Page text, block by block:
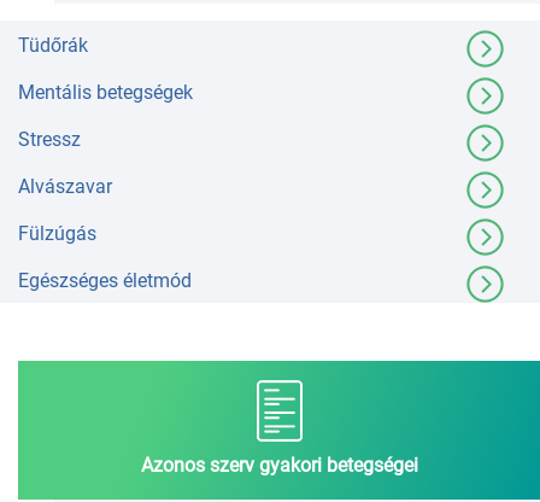
Tüdőrák
Mentális betegségek
Stressz
Alvászavar
Fülzúgás
Egészséges életmód
Azonos szerv gyakori betegségei